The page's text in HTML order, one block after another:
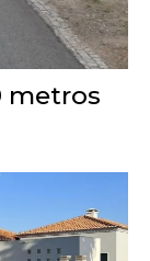
metros